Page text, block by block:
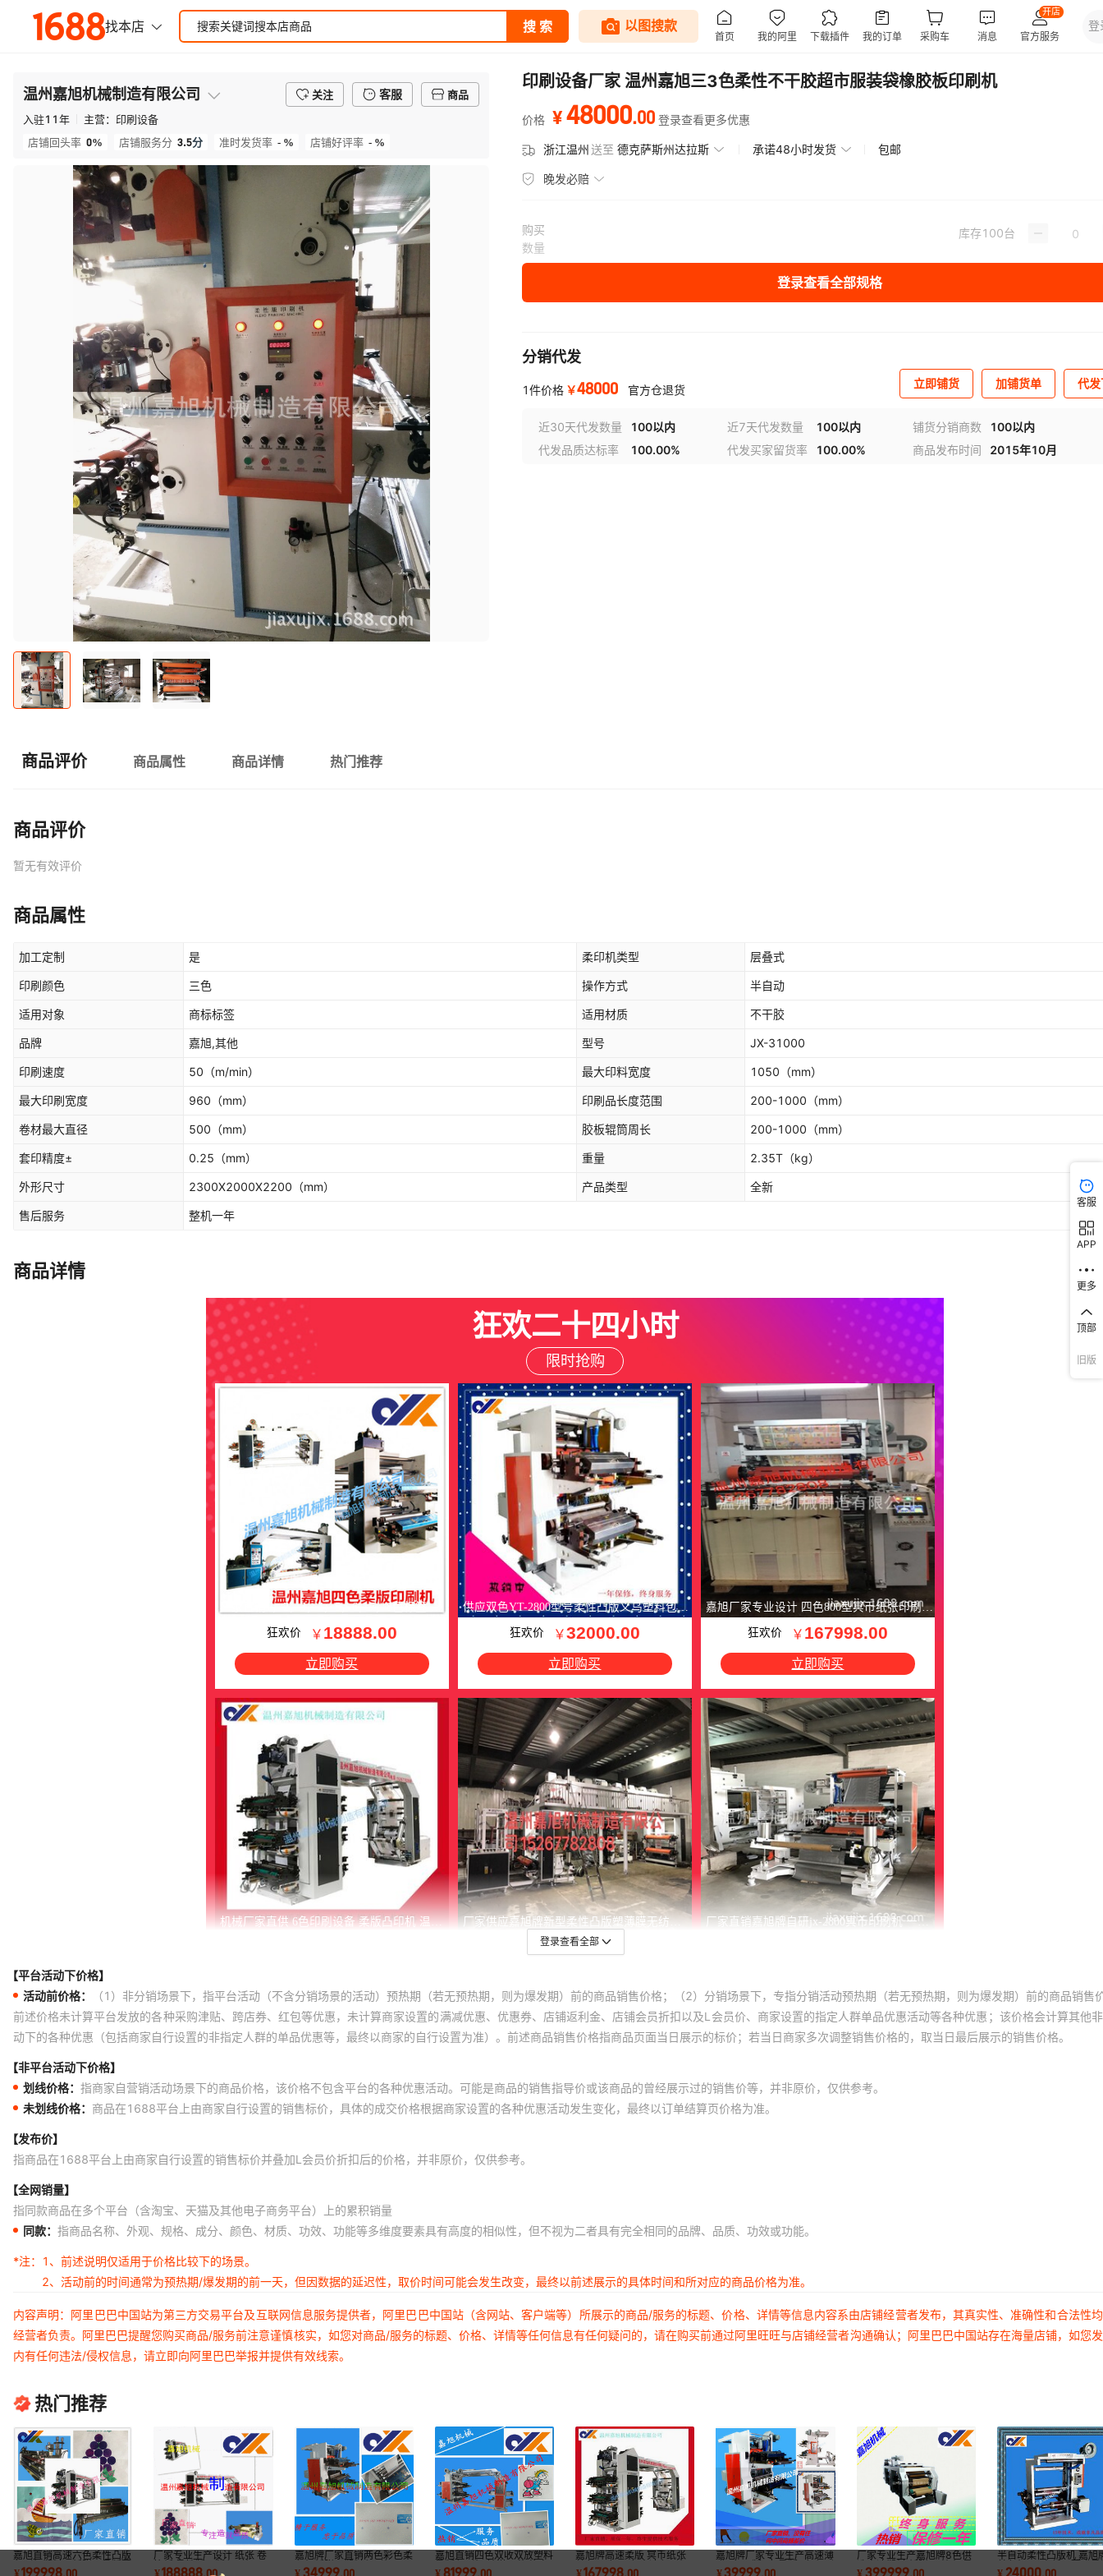
温州嘉旭机械制造有限公司 关注 客服
商品
入驻11年 主营： 印刷设备
店铺回头率 0% 店铺服务分 3.5分 准时发货率 - % 店铺好评率 - %
印刷设备厂家 温州嘉旭三3色柔性不干胶超市服装袋橡胶板印刷机
价格 ¥48000.00 登录查看更多优惠
浙江温州送至 德克萨斯州达拉斯 承诺48小时发货 包邮
晚发必赔
购买
数量
库存100台
登录查看全部规格
分销代发
1件价格 ￥48000 官方仓退货 立即铺货 加铺货单 代
近30天代发数量 100以内 近7天代发数量 100以内 铺货分销商数
100以内
代发品质达标率
100.00% 代发买家留货率 100.00% 商品发布时间 2015年10月
商品评价 商品属性 商品详情 热门推荐
商品评价
暂无有效评价
商品属性
加工定制 是 柔印机类型 层叠式
印刷颜色 三色 操作方式 半自动
适用对象 商标标签 适用材质 不干胶
品牌 嘉旭,其他 型号 JX-31000
印刷速度 50 （m/min） 最大印料宽度 1050 （mm）
最大印刷宽度 960 （mm） 印刷品长度范围 200-1000 （mm）
卷材最大直径 500 （mm） 胶板辊筒周长 200-1000 （mm）
套印精度± 0.25 （mm） 重量 2.35T （kg）
外形尺寸 2300X2000X2200 （mm） 产品类型 全新
售后服务 整机一年
商品详情
登录查看全部
【平台活动下价格】
活动前价格：
（1）非分销场景下，指平台活动（不含分销场景的活动）预热期（若无预热期，则为爆发期）前的商品销售价格；（2）分销场景下，专指分销活动预热期（若无预热期，则为爆发期）前的商品销售
前述价格未计算平台发放的各种采购津贴、跨店券、红包等优惠，未计算商家设置的满减优惠、优惠券、店铺返利金、店铺会员折扣以及L会员价、商家设置的指定人群单品优惠活动等各种优惠；该价格会计算其他
动下的各种优惠（包括商家自行设置的非指定人群的单品优惠等，最终以商家的自行设置为准）。前述商品销售价格指商品页面当日展示的标价；若当日商家多次调整销售价格的，取当日最后展示的销售价格。
【非平台活动下价格】
划线价格： 指商家自营销活动场景下的商品价格，该价格不包含平台的各种优惠活动。可能是商品的销售指导价或该商品的曾经展示过的销售价等，并非原价，仅供参考。
未划线价格： 商品在1688平台上由商家自行设置的销售标价，具体的成交价格根据商家设置的各种优惠活动发生变化，最终以订单结算页价格为准。
【发布价】
指商品在1688平台上由商家自行设置的销售标价并叠加L会员价折扣后的价格，并非原价，仅供参考。
【全网销量】
指同款商品在多个平台（含淘宝、天猫及其他电子商务平台）上的累积销量
同款： 指商品名称、外观、规格、成分、颜色、材质、功效、功能等多维度要素具有高度的相似性，但不视为二者具有完全相同的品牌、品质、功效或功能。
*注：
1、前述说明仅适用于价格比较下的场景。
2、活动前的时间通常为预热期/爆发期的前一天，但因数据的延迟性，取价时间可能会发生改变，最终以前述展示的具体时间和所对应的商品价格为准。
内容声明：阿里巴巴中国站为第三方交易平台及互联网信息服务提供者，阿里巴巴中国站（含网站、客户端等）所展示的商品/服务的标题、价格、详情等信息内容系由店铺经营者发布，其真实性、准确性和合法性
经营者负责。阿里巴巴提醒您购买商品/服务前注意谨慎核实，如您对商品/服务的标题、价格、详情等任何信息有任何疑问的，请在购买前通过阿里旺旺与店铺经营者沟通确认；阿里巴巴中国站存在海量店铺，如您
内有任何违法/侵权信息，请立即向阿里巴巴举报并提供有效线索。
热门推荐
嘉旭直销高速六色柔性凸版
印刷机塑料、纸张、柔版薄
¥199998 00
厂家专业生产设计 纸张 卷
筒纸 柔性版凸版印刷机 6
¥188888 00
嘉旭牌厂家直销两色彩色柔
印机纸张、塑料印刷机 品
¥ 34999. 00
嘉旭直销四色双收双放塑料
柔版印刷机 精湛工艺 终身
¥81999. 00
嘉旭牌高速柔版 冥币纸张
单色 两色 四色全速印刷机
¥167998 00
嘉旭牌厂家专业生产高速薄
膜1色凸版2色柔版4色印刷
¥39999 00
厂家专业生产嘉旭牌8色供
选高速塑料 纸张 无纺布 柔
¥ 399999. 00
半自动柔性凸版机 嘉旭
单色机 PE高低压薄膜柔
¥ 24000. 00
客服
APP
更多
顶部
旧版